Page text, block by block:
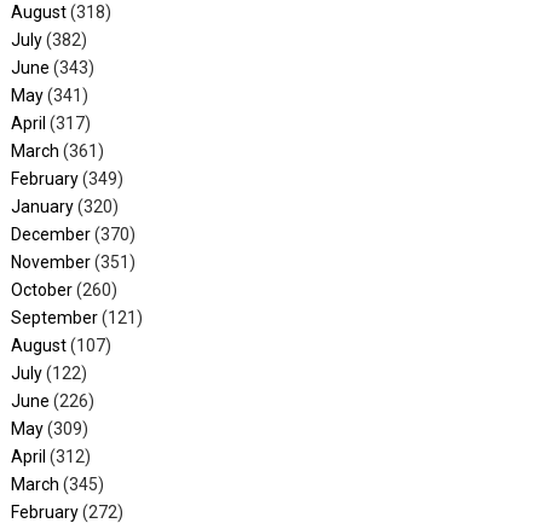
August(318)
July(382)
June (343)
May(341)
April (317)
March (361)
February(349)
January(320)
December(370)
November(351)
October(260)
September(121)
August(107)
July(122)
June (226)
May(309)
April (312)
March (345)
February(272)